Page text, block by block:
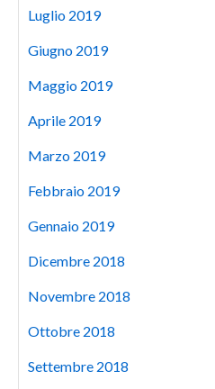
Luglio 2019
Giugno 2019
Maggio 2019
Aprile 2019
Marzo 2019
Febbraio 2019
Gennaio 2019
Dicembre 2018
Novembre 2018
Ottobre 2018
Settembre 2018